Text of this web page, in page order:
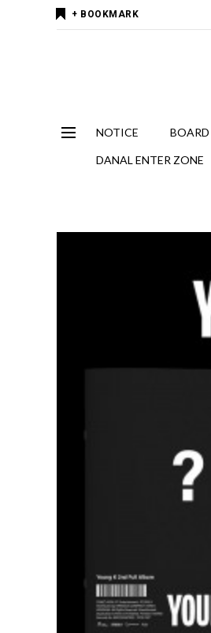
+ BOOKMARK
NOTICE BOARD
DANAL ENTER ZONE